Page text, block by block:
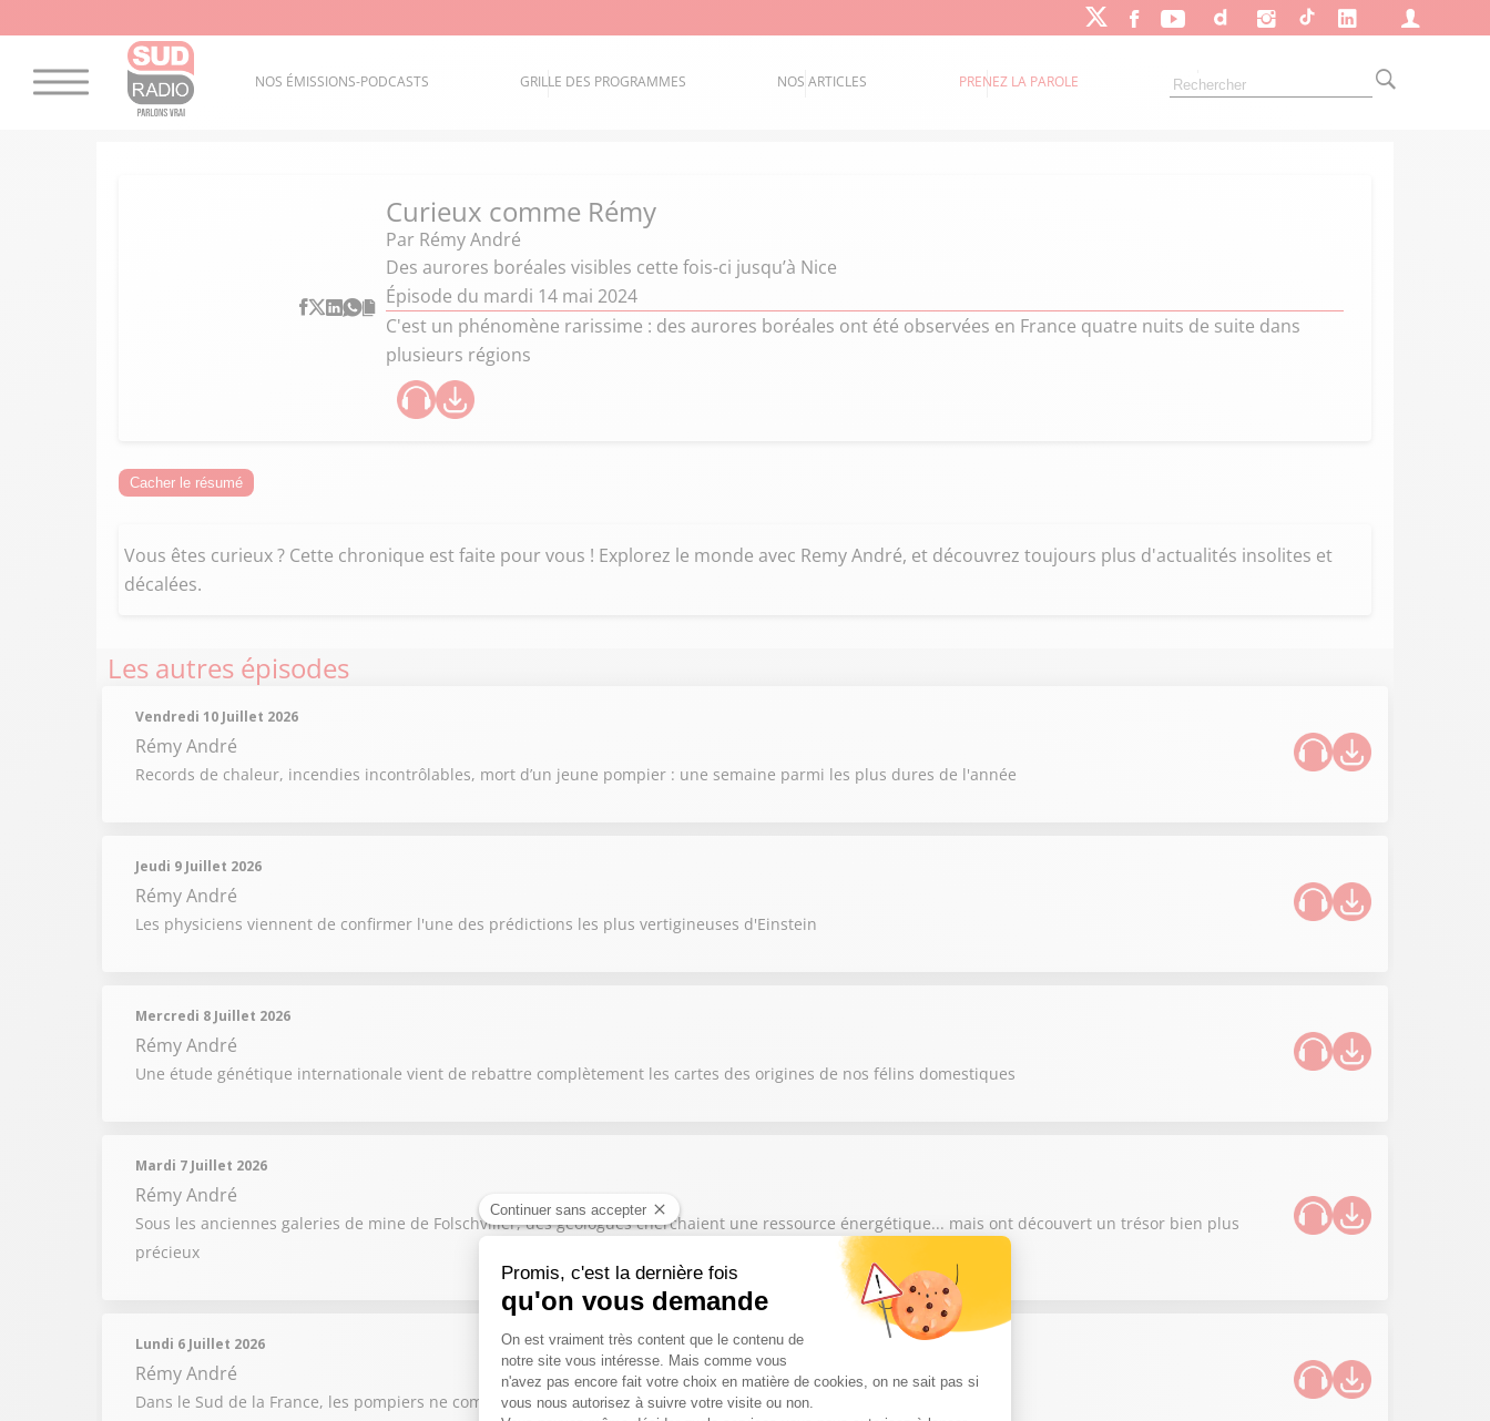
NOS ÉMISSIONS-PODCASTS GRILLE DES PROGRAMMES NOS ARTICLES PRENEZ LA PAROLE
Curieux comme Rémy
Par Rémy André
Des aurores boréales visibles cette fois-ci jusqu’à Nice
Épisode du mardi 14 mai 2024
C'est un phénomène rarissime : des aurores boréales ont été observées en France quatre nuits de suite dans
plusieurs régions
Cacher le résumé
Vous êtes curieux ? Cette chronique est faite pour vous ! Explorez le monde avec Remy André, et découvrez toujours plus d'actualités insolites et
décalées.
Les autres épisodes
Vendredi 10 Juillet 2026
Rémy André
Records de chaleur, incendies incontrôlables, mort d’un jeune pompier : une semaine parmi les plus dures de l'année
Jeudi 9 Juillet 2026
Rémy André
Les physiciens viennent de confirmer l'une des prédictions les plus vertigineuses d'Einstein
Mercredi 8 Juillet 2026
Rémy André
Une étude génétique internationale vient de rebattre complètement les cartes des origines de nos félins domestiques
Mardi 7 Juillet 2026
Rémy André
Sous les anciennes galeries de mine de Folschviller, des géologues cherchaient une ressource énergétique... mais ont découvert un trésor bien plus
précieux
Lundi 6 Juillet 2026
Rémy André
Dans le Sud de la France, les pompiers ne comptent plus les foyers d'incendie depuis plusieurs jours